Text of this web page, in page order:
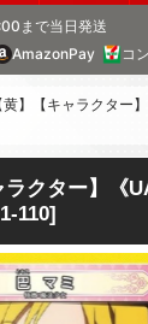
まで当日発送
AmazonPay コ
黄】【キャラクター
クター】《
110]